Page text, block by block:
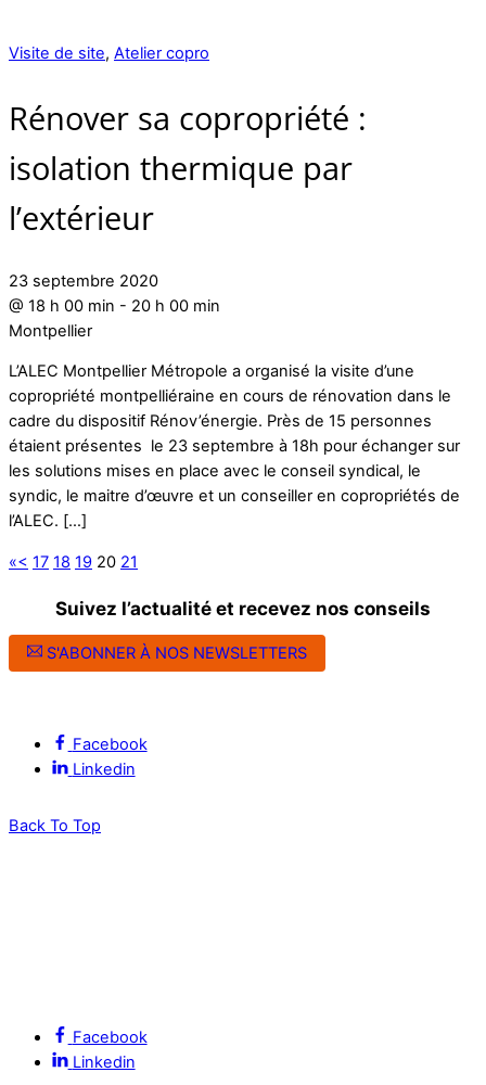
Visite de site, Atelier copro
Rénover sa copropriété :
isolation thermique par
l’extérieur
23 septembre 2020
@ 18 h 00 min - 20 h 00 min
Montpellier
L’ALEC Montpellier Métropole a organisé la visite d’une
copropriété montpelliéraine en cours de rénovation dans le
cadre du dispositif Rénov’énergie. Près de 15 personnes
étaient présentes le 23 septembre à 18h pour échanger sur
les solutions mises en place avec le conseil syndical, le
syndic, le maitre d’œuvre et un conseiller en copropriétés de
l’ALEC. […]
«< 17 18 19 20 21
Suivez l’actualité et recevez nos conseils
S'ABONNER À NOS NEWSLETTERS
Facebook
Linkedin
Back To Top
Facebook
Linkedin